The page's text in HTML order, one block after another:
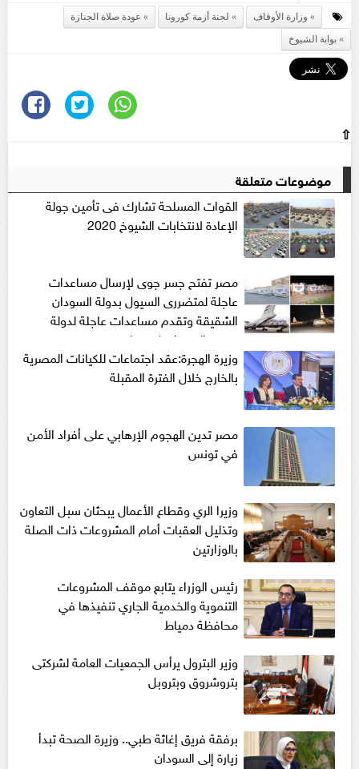
وزارة الأوقاف لجنة أزمة كورونا
عودة صلاة الجنازة
بوابة الشيوخ
⇧
موضوعات متعلقة
القوات المسلحة تشارك فى تأمين جولة
الإعادة لانتخابات الشيوخ 2020
مصر تفتح جسر جوى لإرسال مساعدات
عاجلة لمتضررى السيول بدولة السودان
الشقيقة وتقدم مساعدات عاجلة لدولة
جنوب السودان (فيديو)
وزيرة الهجرة:عقد اجتماعات للكيانات المصرية
بالخارج خلال الفترة المقبلة
مصر تدين الهجوم الإرهابي على أفراد الأمن
في تونس
وزيرا الري وقطاع الأعمال يبحثان سبل التعاون
وتذليل العقبات أمام المشروعات ذات الصلة
بالوزارتين
رئيس الوزراء يتابع موقف المشروعات
التنموية والخدمية الجاري تنفيذها في
محافظة دمياط
وزير البترول يرأس الجمعيات العامة لشركتى
بتروشروق وبتروبل
برفقة فريق إغاثة طبي.. وزيرة الصحة تبدأ
زيارة إلى السودان